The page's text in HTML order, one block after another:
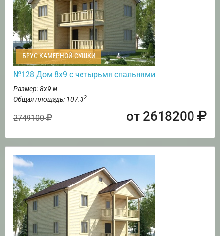
БРУС КАМЕРНОЙ СУШКИ
№128 Дом 8х9 с четырьмя спальнями
Размер: 8х9 м
Общая площадь: 107.32
2749100 от 2618200